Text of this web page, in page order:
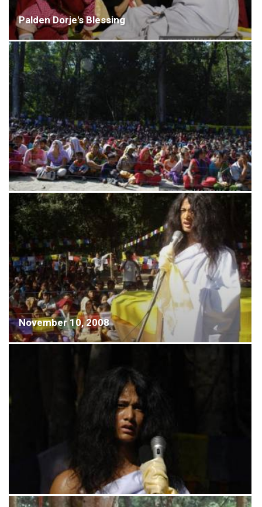
Palden Dorje's Blessing
November 10, 2008